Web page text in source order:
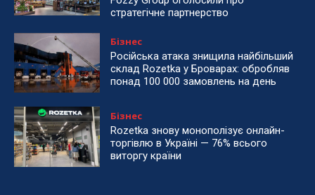
стратегічне партнерство
Бізнес
Російська атака знищила найбільший
склад Rozetka у Броварах: обробляв
понад 100 000 замовлень на день
Бізнес
Rozetka знову монополізує онлайн-
торгівлю в Україні — 76% всього
виторгу країни